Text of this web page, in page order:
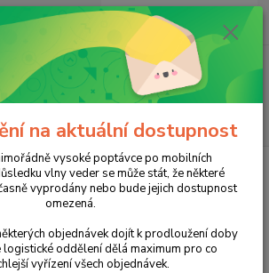
ks
0 Kč
Topení příslušenství
Připojovací sada
TIH 650+ Trotec
sada montážních
infrapanel TIH 650+
na aktuální dostupnost
vysoké poptávce po mobilních
vlny veder se může stát, že některé
vyprodány nebo bude jejich dostupnost
omezená.
objednávek dojít k prodloužení doby
logistické oddělení dělá maximum pro co
vyřízení všech objednávek.